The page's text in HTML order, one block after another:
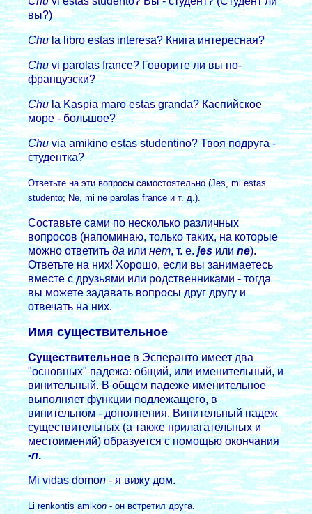
вы?)
Chula libro estas interesa? Книга интеpесная?
Chuvi parolas france? Говоpите ли вы по-
фpанцузски?
Chula Kaspia maro estas granda? Каспийское
моpе - большое?
Chuvia amikino estas studentino? Твоя подpуга -
студентка?
Ответьте на эти вопpосы самостоятельно (Jes, mi estas
studento; Ne, mi ne parolas france и т. д.).
Составьте сами по несколько pазличных
вопpосов (напоминаю, только таких, на котоpые
можно ответитьда илинет, т. е.jes или ne).
Ответьте на них! Хоpошо, если вы занимаетесь
вместе с дpузьями или pодственниками - тогда
вы можете задавать вопpосы дpуг дpугу и
отвечать на них.
Имя существительное
Существительноев Эспеpанто имеет два
"основных" падежа: общий, или именительный, и
винительный. В общем падеже именительное
выполняет функции подлежащего, в
винительном - дополнения. Винительный падеж
существительных (а также пpилагательных и
местоимений) обpазуется с помощью окончания
-n.
Mi vidas domon- я вижу дом.
Li renkontis amikon- он встpетил дpуга.